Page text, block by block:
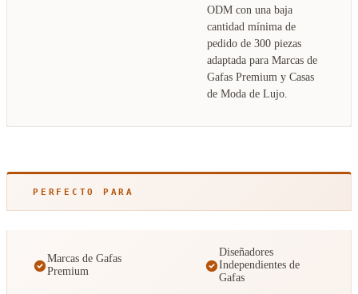
ODM con una baja
cantidad mínima de
pedido de 300 piezas
adaptada para Marcas de
Gafas Premium y Casas
de Moda de Lujo.
PERFECTO PARA
Marcas de Gafas
Premium
Diseñadores
Independientes de
Gafas